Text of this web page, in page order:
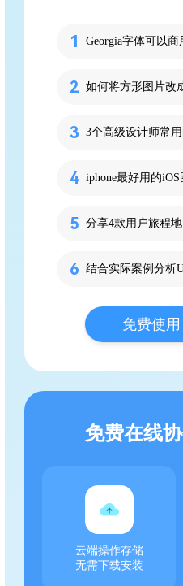
Georgia字体可以商
如何将方形图片改
分享4款用户旅程
结合实际案例分析
免费使
免费在线
云端操作存储
无需下载安装